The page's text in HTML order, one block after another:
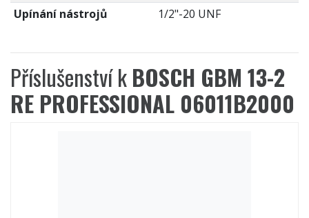
Upínání nástrojů
1/2"-20 UNF
Příslušenství kBOSCH GBM 13-2
RE PROFESSIONAL 06011B2000